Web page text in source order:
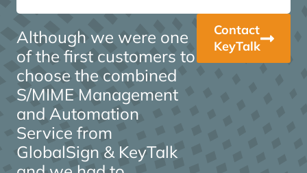
Although we were one
of the first customers to
choose the combined
S/MIME Management
and Automation
Service from
GlobalSign & KeyTalk
Contact
KeyTalk